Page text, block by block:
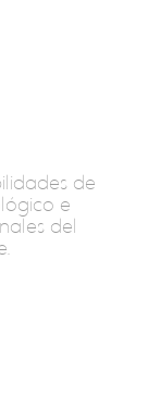
de
e
del